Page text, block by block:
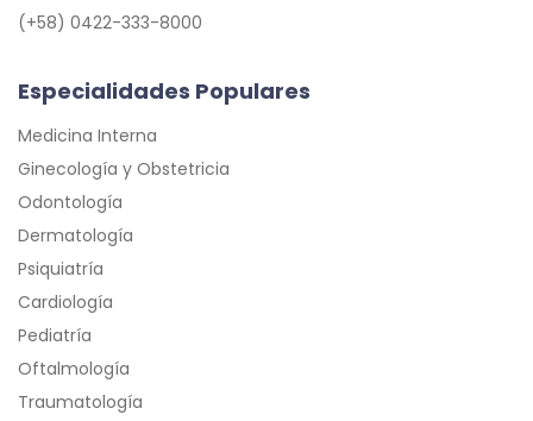
(+58) 0422-333-8000
Especialidades Populares
Medicina Interna
Ginecología y Obstetricia
Odontología
Dermatología
Psiquiatría
Cardiología
Pediatría
Oftalmología
Traumatología